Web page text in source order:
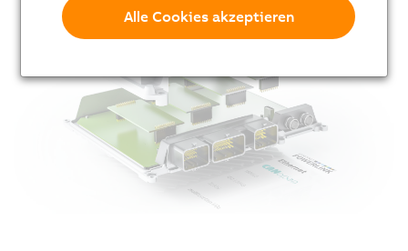
Alle Cookies akzeptieren